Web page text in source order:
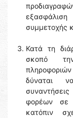
εξασφάλιση
συμμετοχής
Κατά τη
σκοπό την
δύναται
φορέων σε
κατόπιν